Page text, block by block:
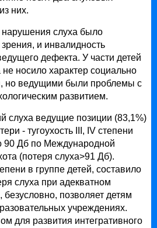
них.
слуха было
и инвалидность
дефекта. У части детей
носило характер социально
но ведущими были проблемы с
развитием.
слуха ведущие позиции (83,1%)
- тугоухость ІІІ, ІV степени
90 Дб по Международной
(потеря слуха>91 Дб).
в группе детей, составило
слуха при адекватном
безусловно, позволяет детям
учреждениях.
для развития интегративного